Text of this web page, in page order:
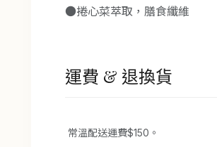
●捲心菜萃取，膳食纖維
運費 & 退換貨
常溫配送運費$150。